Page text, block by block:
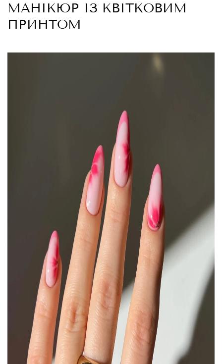
МАНІКЮР ІЗ КВІТКОВИМ
ПРИНТОМ